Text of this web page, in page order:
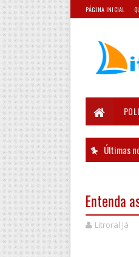
PÁGINA INICIAL
Últimas
Entenda
Litroral Já